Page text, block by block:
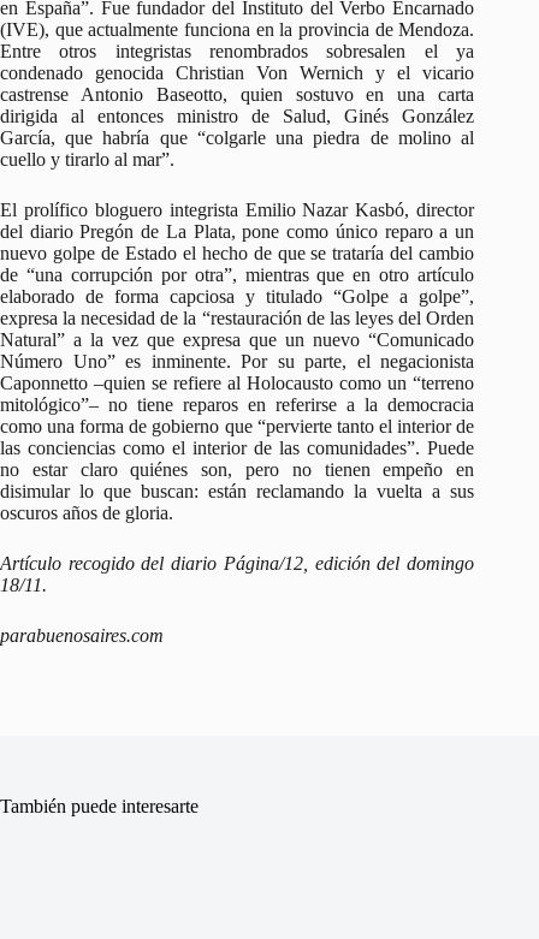
en España”. Fue fundador del Instituto del Verbo Encarnado
(IVE), que actualmente funciona en la provincia de Mendoza.
Entre otros integristas renombrados sobresalen el ya
condenado genocida Christian Von Wernich y el vicario
castrense Antonio Baseotto, quien sostuvo en una carta
dirigida al entonces ministro de Salud, Ginés González
García, que habría que “colgarle una piedra de molino al
cuello y tirarlo al mar”.
El prolífico bloguero integrista Emilio Nazar Kasbó, director
del diario Pregón de La Plata, pone como único reparo a un
nuevo golpe de Estado el hecho de que se trataría del cambio
de “una corrupción por otra”, mientras que en otro artículo
elaborado de forma capciosa y titulado “Golpe a golpe”,
expresa la necesidad de la “restauración de las leyes del Orden
Natural” a la vez que expresa que un nuevo “Comunicado
Número Uno” es inminente. Por su parte, el negacionista
Caponnetto –quien se refiere al Holocausto como un “terreno
mitológico”– no tiene reparos en referirse a la democracia
como una forma de gobierno que “pervierte tanto el interior de
las conciencias como el interior de las comunidades”. Puede
no estar claro quiénes son, pero no tienen empeño en
disimular lo que buscan: están reclamando la vuelta a sus
oscuros años de gloria.
Artículo recogido del diario Página/12, edición del domingo
18/11.
parabuenosaires.com
También puede interesarte